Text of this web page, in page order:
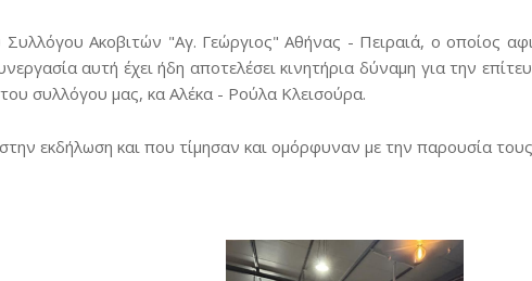
Ακοβιτών "Αγ. Γεώργιος" Αθήνας - Πειραιά, ο οποίος
αυτή έχει ήδη αποτελέσει κινητήρια δύναμη για την
συλλόγου μας, κα Αλέκα - Ρούλα Κλεισούρα.
εκδήλωση και που τίμησαν και ομόρφυναν με την παρουσία